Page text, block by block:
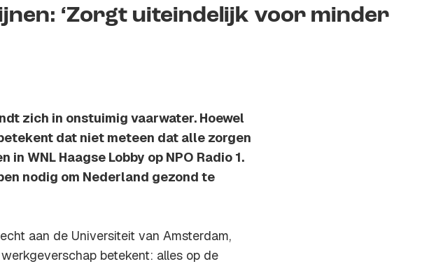
‘Zorgt uiteindelijk voor minder
zich in onstuimig vaarwater. Hoewel
dat niet meteen dat alle zorgen
WNL Haagse Lobby op NPO Radio 1.
nodig om Nederland gezond te
aan de Universiteit van Amsterdam,
betekent: alles op de